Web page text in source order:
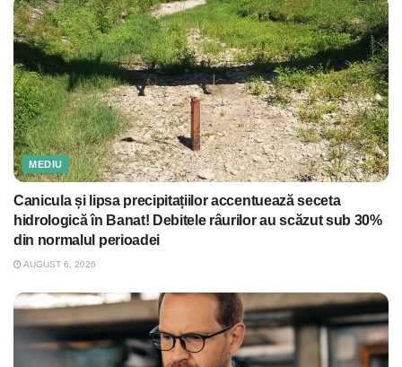
MEDIU
Canicula și lipsa precipitațiilor accentuează seceta
hidrologică în Banat! Debitele râurilor au scăzut sub 30%
din normalul perioadei
AUGUST 6, 2026